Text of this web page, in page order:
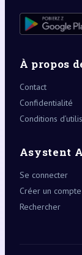
À propos
Contact
Confidentialité
Conditions
Asystent
Se connecter
Créer un compte
Rechercher